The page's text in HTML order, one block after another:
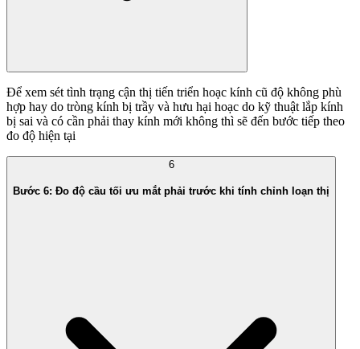
Để xem sét tình trạng cận thị tiến triển hoạc kính cũ độ không phù
hợp hay do tròng kính bị trầy và hưu hại hoạc do kỹ thuật lắp kính
bị sai và có cần phải thay kính mới không thì sẽ đến bước tiếp theo
đo độ hiện tại
6
Bước 6: Đo độ cầu tối ưu mắt phải trước khi tính chỉnh loạn thị